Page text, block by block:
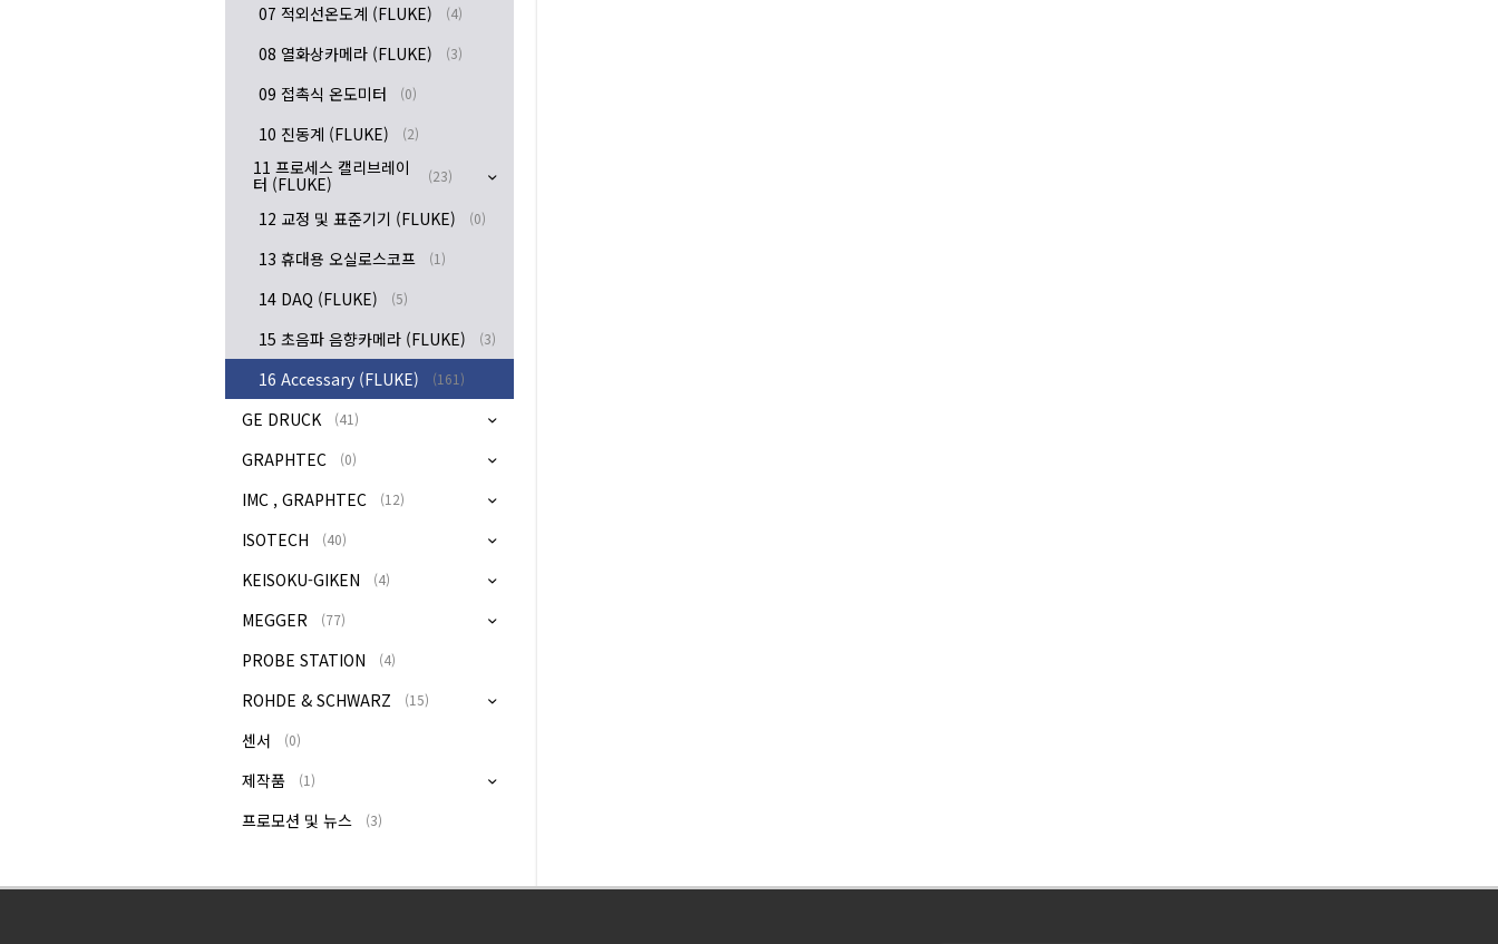
07 적외선온도계 (FLUKE) (4)
08 열화상카메라 (FLUKE) (3)
09 접촉식 온도미터 (0)
10 진동계 (FLUKE) (2)
11 프로세스 캘리브레이
터 (FLUKE) (23)
12 교정 및 표준기기 (FLUKE) (0)
13 휴대용 오실로스코프 (1)
14 DAQ (FLUKE) (5)
15 초음파 음향카메라 (FLUKE) (3)
16 Accessary (FLUKE) (161)
GE DRUCK (41)
GRAPHTEC (0)
IMC , GRAPHTEC (12)
ISOTECH (40)
KEISOKU-GIKEN (4)
MEGGER (77)
PROBE STATION (4)
ROHDE & SCHWARZ (15)
센서 (0)
제작품 (1)
프로모션 및 뉴스 (3)